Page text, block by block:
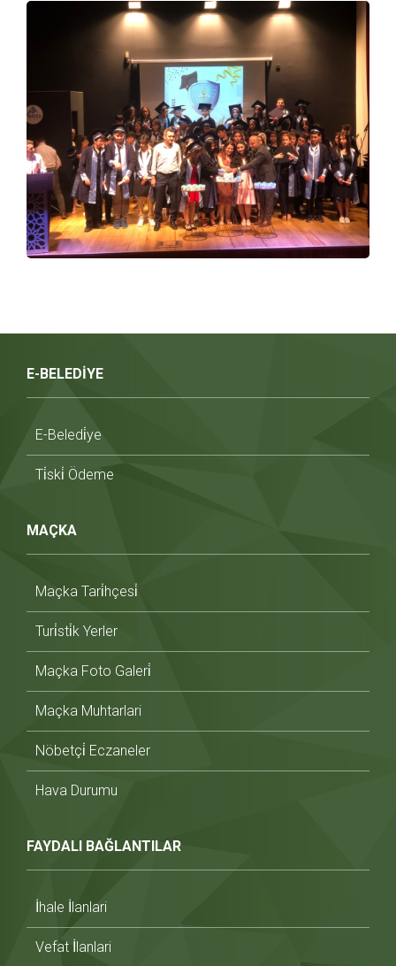
E-BELEDİYE
E-Beledi̇ye
Ti̇ski̇ Ödeme
MAÇKA
Maçka Tari̇hçesi̇
Turi̇sti̇k Yerler
Maçka Foto Galeri̇
Maçka Muhtarlari
Nöbetçi̇ Eczaneler
Hava Durumu
FAYDALI BAĞLANTILAR
İhale İlanlari
Vefat İlanlari